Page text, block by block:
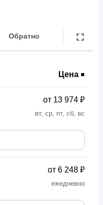
Обратно
Цена
вт, ср, пт, сб, вс
от 13 974 ₽
ежедневно
от 6 248 ₽